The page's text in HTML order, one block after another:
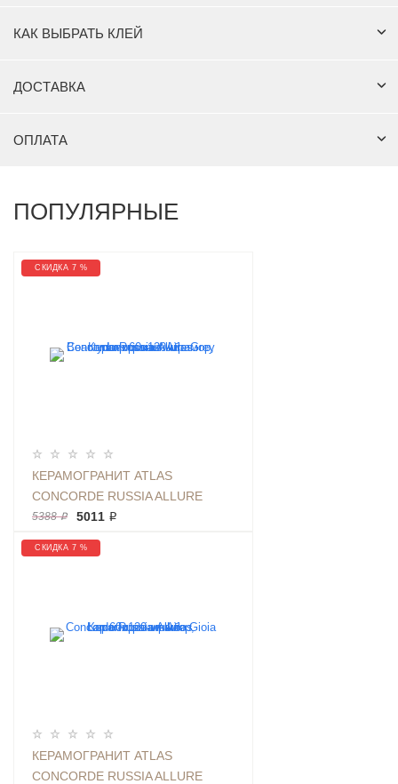
КАК ВЫБРАТЬ КЛЕЙ
ДОСТАВКА
ОПЛАТА
ПОПУЛЯРНЫЕ
СКИДКА 7 %
КЕРАМОГРАНИТ ATLAS
CONCORDE RUSSIA ALLURE
GREY BEAUTY LAP 60X120
МРАМОР, ПОЛИРОВАННЫЙ
5388 ₽ 5011 ₽
СКИДКА 7 %
КЕРАМОГРАНИТ ATLAS
CONCORDE RUSSIA ALLURE